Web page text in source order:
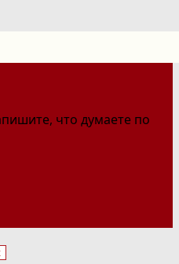
что думаете по